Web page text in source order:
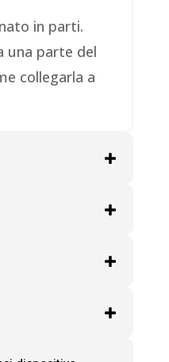
in parti.
una parte del
collegarla a